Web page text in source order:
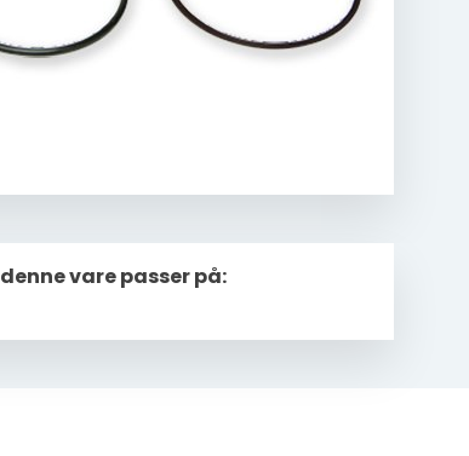
denne vare passer på: